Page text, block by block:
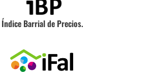
Índice Barrial de Precios.